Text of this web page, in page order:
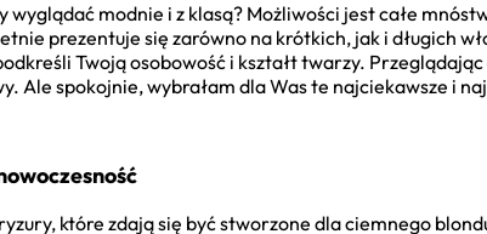
modnie i z klasą? Możliwości jest całe
prezentuje się zarówno na krótkich, jak i długich
Twoją osobowość i kształt twarzy. Przeglądając
Ale spokojnie, wybrałam dla Was te najciekawsze i
które zdają się być stworzone dla ciemnego